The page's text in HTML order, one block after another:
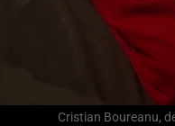
Cristian Boureanu,